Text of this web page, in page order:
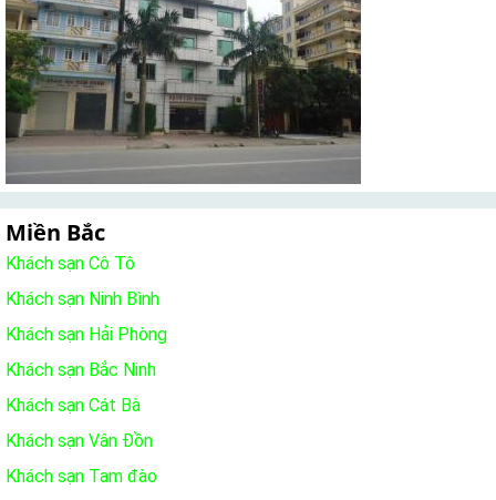
Miền Bắc
Khách sạn Cô Tô
Khách sạn Ninh Bình
Khách sạn Hải Phòng
Khách sạn Bắc Ninh
Khách sạn Cát Bà
Khách sạn Vân Đồn
Khách sạn Tam đào